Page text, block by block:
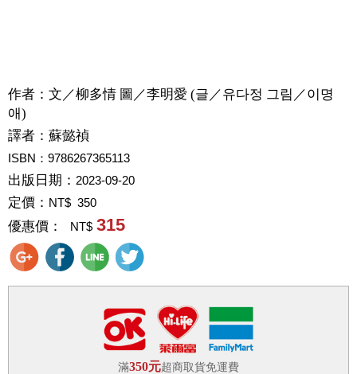
作者： 文／柳多情 圖／李明愛 (글／유다정 그림／이명
애)
譯者： 蘇懿禎
ISBN：9786267365113
出版日期： 2023-09-20
定價： NT$ 350
優惠價： NT$ 315
滿350元超商取貨免運費